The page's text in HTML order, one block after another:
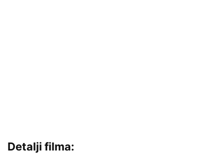
Detalji filma: